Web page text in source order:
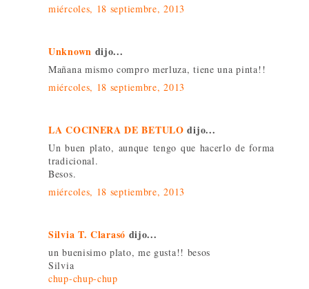
miércoles, 18 septiembre, 2013
Unknown dijo...
Mañana mismo compro merluza, tiene una pinta!!
miércoles, 18 septiembre, 2013
LA COCINERA DE BETULO dijo...
Un buen plato, aunque tengo que hacerlo de forma
tradicional.
Besos.
miércoles, 18 septiembre, 2013
Silvia T. Clarasó dijo...
un buenisimo plato, me gusta!! besos
Silvia
chup-chup-chup